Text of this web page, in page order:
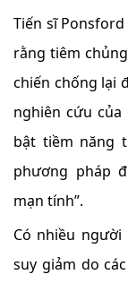
Tiến sĩ
rằng tiêm
chiến chống lại
nghiên cứu
bật tiềm năng
phương pháp
mạn tính”.
Có nhiều
suy giảm do